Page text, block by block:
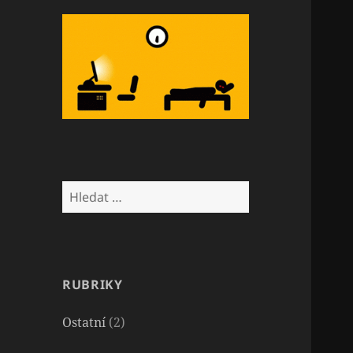
Vyhledávání
RUBRIKY
Ostatní (2)